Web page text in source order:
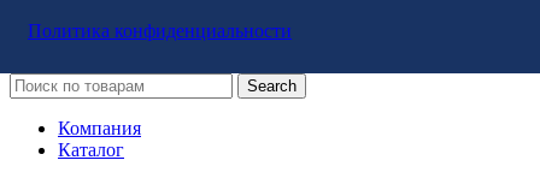
Политика конфиденциальности
Search
Компания
Каталог